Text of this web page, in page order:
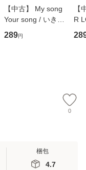
【中古】 My song
Your song / いきも
のがかり / [CD]
【メール便送料無
289円
【
R
産
0
梱包
4.7